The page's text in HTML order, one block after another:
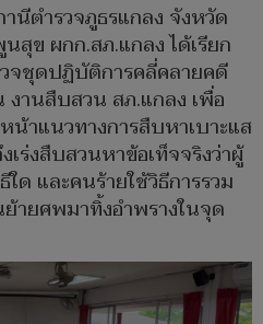
นีตำรวจภูธรแกลง จังหวัด
สุข ผกก.สภ.แกลง ได้เรียก
จชุดปฏิบัติการคลี่คลายคดี
านสืบสวน สภ.แกลง เพื่อ
น้าแนวทางการสืบหาเบาะแส
เร่งสืบสวนหาข้อเท็จจริงว่าผู้
ด และคนร้ายใช้วิธีการรวม
ายศพมาทิ้งอำพรางในจุด